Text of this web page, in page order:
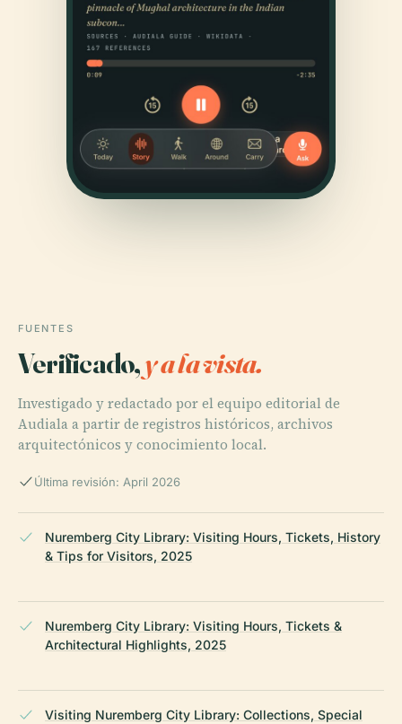
FUENTES
Verificado,y a la vista.
Investigado y redactado por el equipo editorial de
Audiala a partir de registros históricos, archivos
arquitectónicos y conocimiento local.
Última revisión: April 2026
Nuremberg City Library: Visiting Hours, Tickets, History
& Tips for Visitors, 2025
Nuremberg City Library: Visiting Hours, Tickets &
Architectural Highlights, 2025
Visiting Nuremberg City Library: Collections, Special